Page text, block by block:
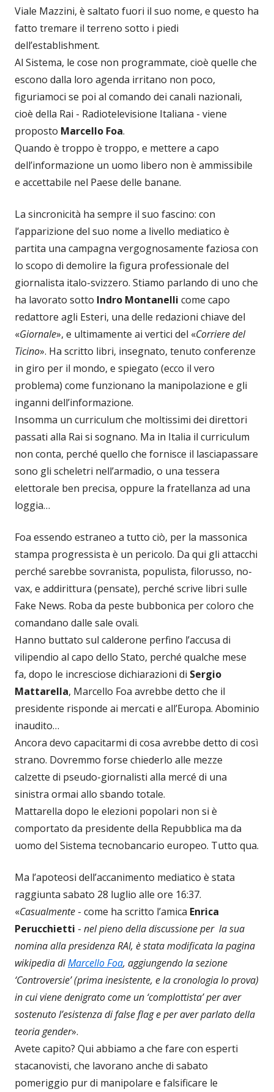
Viale Mazzini, è saltato fuori il suo nome, e questo ha
fatto tremare il terreno sotto i piedi
dell’establishment.
Al Sistema, le cose non programmate, cioè quelle che
escono dalla loro agenda irritano non poco,
figuriamoci se poi al comando dei canali nazionali,
cioè della Rai - Radiotelevisione Italiana - viene
proposto Marcello Foa.
Quando è troppo è troppo, e mettere a capo
dell’informazione un uomo libero non è ammissibile
e accettabile nel Paese delle banane.
La sincronicità ha sempre il suo fascino: con
l’apparizione del suo nome a livello mediatico è
partita una campagna vergognosamente faziosa con
lo scopo di demolire la figura professionale del
giornalista italo-svizzero. Stiamo parlando di uno che
ha lavorato sotto Indro Montanelli come capo
redattore agli Esteri, una delle redazioni chiave del
«Giornale», e ultimamente ai vertici del «Corriere del
Ticino». Ha scritto libri, insegnato, tenuto conferenze
in giro per il mondo, e spiegato (ecco il vero
problema) come funzionano la manipolazione e gli
inganni dell’informazione.
Insomma un curriculum che moltissimi dei direttori
passati alla Rai si sognano. Ma in Italia il curriculum
non conta, perché quello che fornisce il lasciapassare
sono gli scheletri nell’armadio, o una tessera
elettorale ben precisa, oppure la fratellanza ad una
loggia…
Foa essendo estraneo a tutto ciò, per la massonica
stampa progressista è un pericolo. Da qui gli attacchi
perché sarebbe sovranista, populista, filorusso, no-
vax, e addirittura (pensate), perché scrive libri sulle
Fake News. Roba da peste bubbonica per coloro che
comandano dalle sale ovali.
Hanno buttato sul calderone perfino l’accusa di
vilipendio al capo dello Stato, perché qualche mese
fa, dopo le incresciose dichiarazioni di Sergio
Mattarella, Marcello Foa avrebbe detto che il
presidente risponde ai mercati e all’Europa. Abominio
inaudito…
Ancora devo capacitarmi di cosa avrebbe detto di così
strano. Dovremmo forse chiederlo alle mezze
calzette di pseudo-giornalisti alla mercé di una
sinistra ormai allo sbando totale.
Mattarella dopo le elezioni popolari non si è
comportato da presidente della Repubblica ma da
uomo del Sistema tecnobancario europeo. Tutto qua.
Ma l’apoteosi dell’accanimento mediatico è stata
raggiunta sabato 28 luglio alle ore 16:37.
«Casualmente - come ha scritto l’amica Enrica
Perucchietti - nel pieno della discussione per la sua
nomina alla presidenza RAI, è stata modificata la pagina
wikipedia diMarcello Foa, aggiungendo la sezione
‘Controversie’ (prima inesistente, e la cronologia lo prova)
in cui viene denigrato come un ‘complottista’ per aver
sostenuto l’esistenza di false flag e per aver parlato della
teoria gender».
Avete capito? Qui abbiamo a che fare con esperti
stacanovisti, che lavorano anche di sabato
pomeriggio pur di manipolare e falsificare le